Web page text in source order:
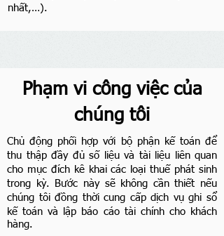
nhất,…).
Phạm vi công việc của
chúng tôi
Chủ động phối hợp với bộ phận kế toán để
thu thập đầy đủ số liệu và tài liệu liên quan
cho mục đích kê khai các loại thuế phát sinh
trong kỳ. Bước này sẽ không cần thiết nếu
chúng tôi đồng thời cung cấp dịch vụ ghi sổ
kế toán và lập báo cáo tài chính cho khách
hàng.